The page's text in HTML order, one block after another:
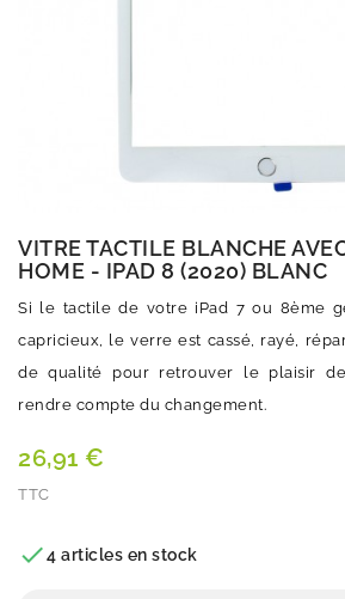
VITRE TACTILE BLANCHE
HOME - IPAD 8 (2020) BLANC
Si le tactile de votre iPad 7 ou 8ème
capricieux, le verre est cassé, rayé,
de qualité pour retrouver le plaisir
rendre compte du changement.
26,91 €
TTC
4 articles en stock